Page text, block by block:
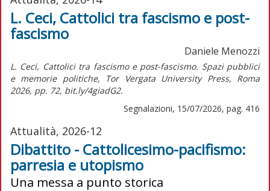
L. Ceci, Cattolici tra fascismo e post-
fascismo
Daniele Menozzi
L. Ceci, Cattolici tra fascismo e post-fascismo. Spazi pubblici
e memorie politiche, Tor Vergata University Press, Roma
2026, pp. 72, bit.ly/4giadG2.
Segnalazioni, 15/07/2026, pag. 416
Attualità, 2026-12
Dibattito - Cattolicesimo-pacifismo:
parresia e utopismo
Una messa a punto storica